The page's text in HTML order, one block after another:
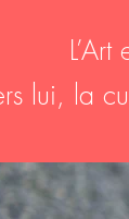
lui, la